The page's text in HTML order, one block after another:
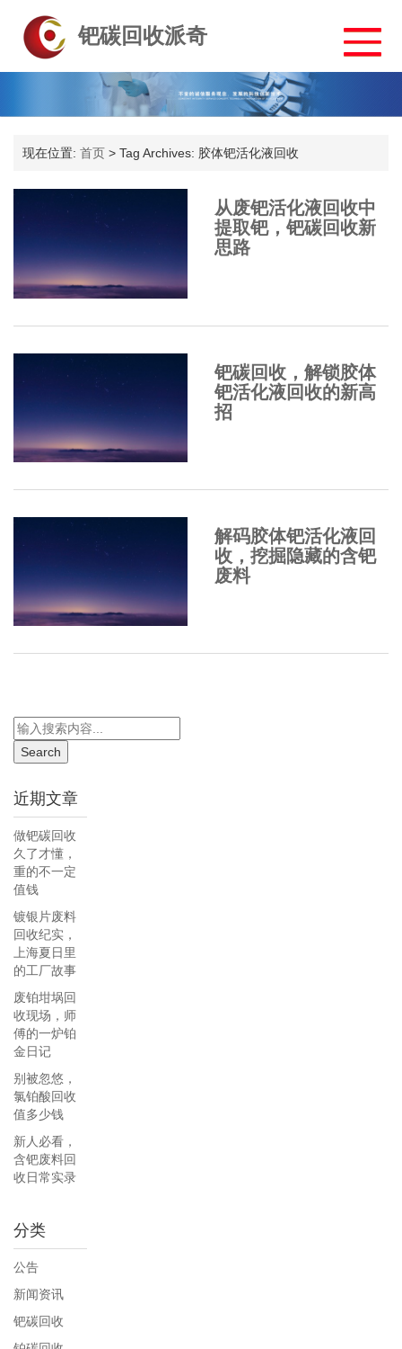
钯碳回收派奇
现在位置: 首页 > Tag Archives: 胶体钯活化液回收
从废钯活化液回收中
提取钯，钯碳回收新
思路
钯碳回收，解锁胶体
钯活化液回收的新高
招
解码胶体钯活化液回
收，挖掘隐藏的含钯
废料
近期文章
做钯碳回收
久了才懂，
重的不一定
值钱
镀银片废料
回收纪实，
上海夏日里
的工厂故事
废铂坩埚回
收现场，师
傅的一炉铂
金日记
别被忽悠，
氯铂酸回收
值多少钱
新人必看，
含钯废料回
收日常实录
分类
公告
新闻资讯
钯碳回收